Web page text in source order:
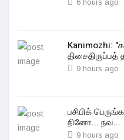
6 hours ago
Kanimozhi:
திசைதிருப்பத்
9 hours ago
பசிபிக்
நினோ... நவ...
9 hours ago